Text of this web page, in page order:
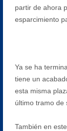
partir de ahora
esparcimiento
Ya se ha
tiene un
esta misma
último tramo de
También en